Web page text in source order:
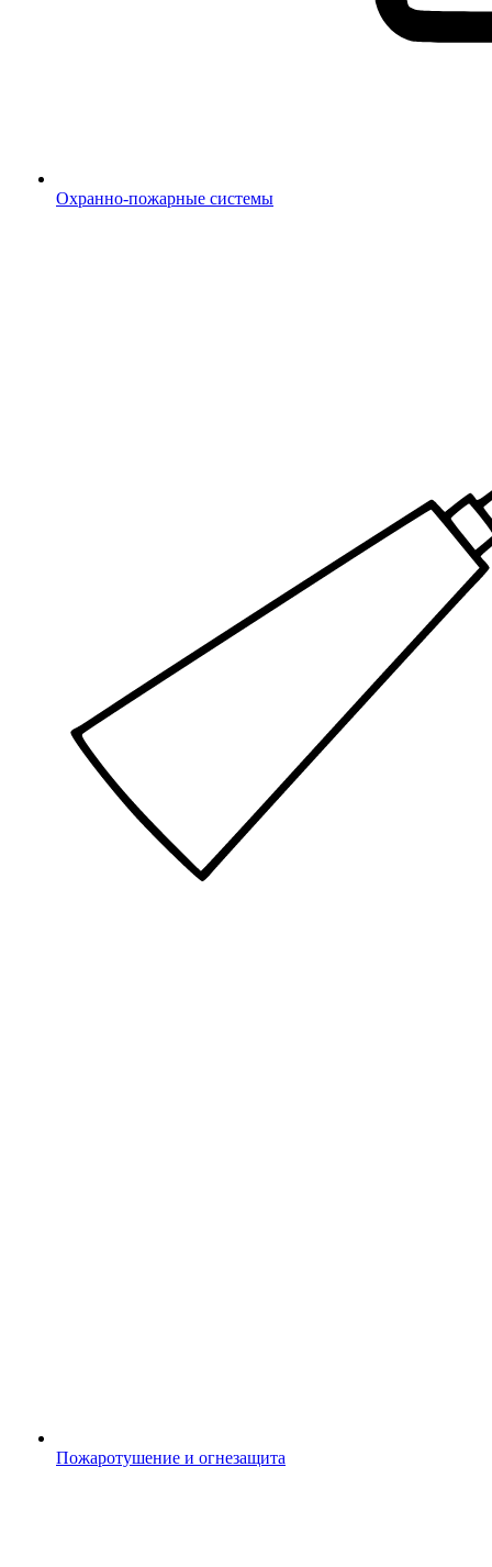
Охранно-пожарные системы
Пожаротушение и огнезащита